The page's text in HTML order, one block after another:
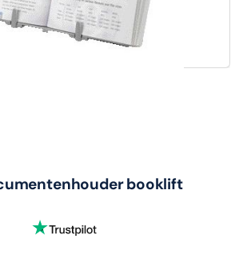
media
1
in
booklift